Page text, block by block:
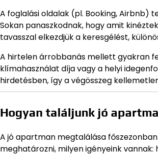
A foglalási oldalak (pl. Booking, Airbnb)
Sokan panaszkodnak, hogy amit
tavasszal elkezdjük a keresgélést,
A hirtelen árrobbanás mellett gyakran
klímahasználat díja vagy a helyi
hirdetésben, így a végösszeg
Hogyan találjunk jó
A jó apartman megtalálása
meghatározni, milyen igényeink